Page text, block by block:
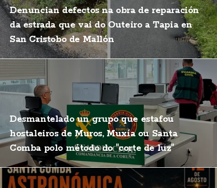
Denuncian defectos na obra de reparación
da estrada que vai do Outeiro a Tapia en
San Cristobo de Mallón
Desmantelado un grupo que estafou
hostaleiros de Muros, Muxía ou Santa
Comba polo método do "corte de luz"